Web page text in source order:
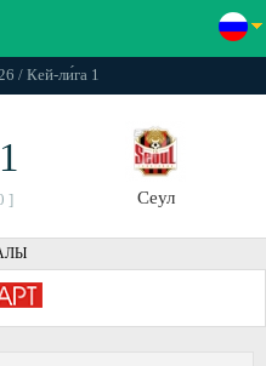
/ Кей-ли́га 1
] Сеул